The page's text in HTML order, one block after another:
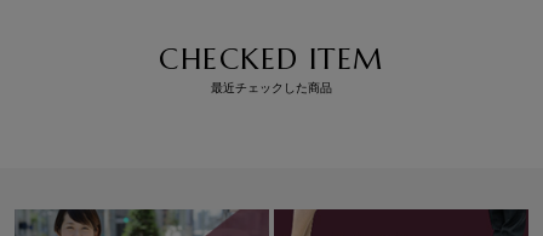
CHECKED ITEM
最近チェックした商品